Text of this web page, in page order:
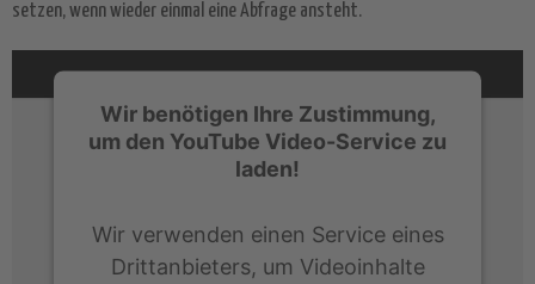
setzen, wenn wieder einmal eine Abfrage ansteht.
Wir benötigen Ihre Zustimmung,
um den YouTube Video-Service zu
laden!
Wir verwenden einen Service eines
Drittanbieters, um Videoinhalte